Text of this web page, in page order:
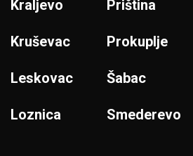
Kraljevo
Kruševac
Leskovac
Loznica
Priština
Prokuplje
Šabac
Smederevo